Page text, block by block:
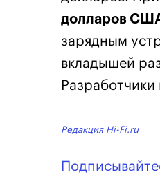
долларов
зарядным
вкладышей
Редакция Hi-Fi.ru